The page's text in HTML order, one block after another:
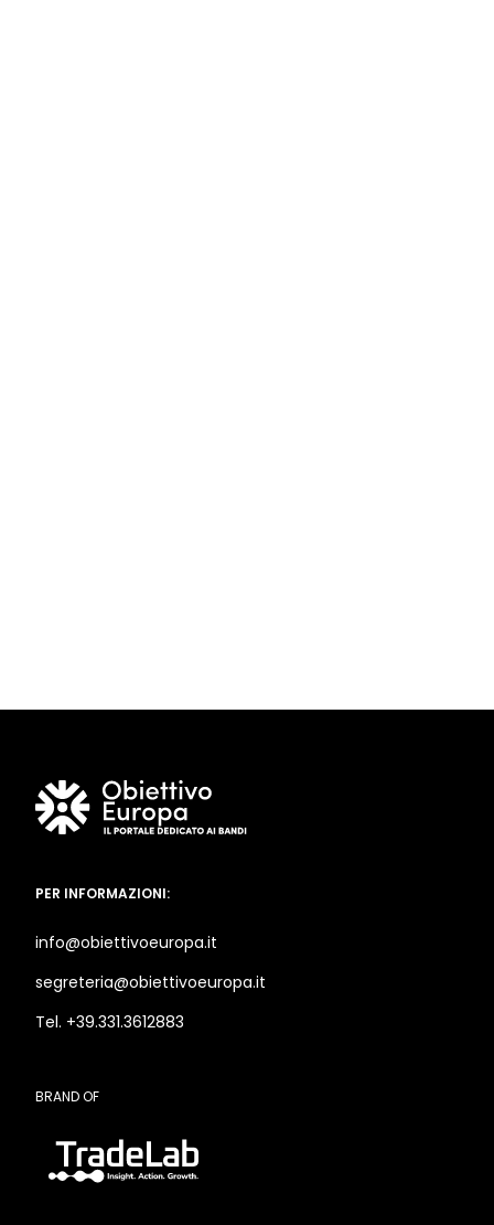
PER INFORMAZIONI:
info@obiettivoeuropa.it
segreteria@obiettivoeuropa.it
Tel. +39.331.3612883
BRAND OF